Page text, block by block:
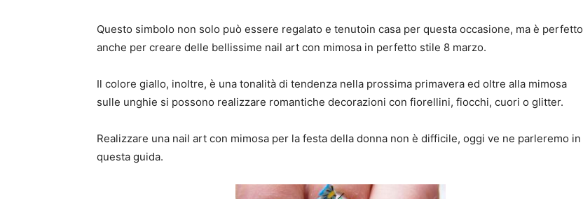
Questo simbolo non solo può essere regalato e tenutoin casa per questa occasione, ma è perfetto
anche per creare delle bellissime nail art con mimosa in perfetto stile 8 marzo.
Il colore giallo, inoltre, è una tonalità di tendenza nella prossima primavera ed oltre alla mimosa
sulle unghie si possono realizzare romantiche decorazioni con fiorellini, fiocchi, cuori o glitter.
Realizzare una nail art con mimosa per la festa della donna non è difficile, oggi ve ne parleremo in
questa guida.